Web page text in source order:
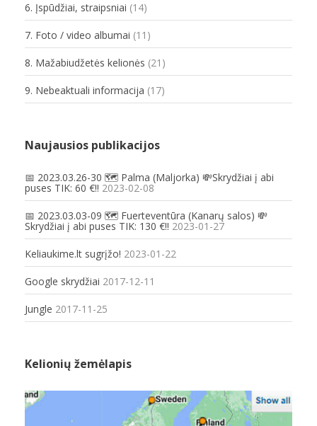
6. Įspūdžiai, straipsniai (14)
7. Foto / video albumai (11)
8. Mažabiudžetės kelionės (21)
9. Nebeaktuali informacija (17)
Naujausios publikacijos
📅 2023.03.26-30 🗺️ Palma (Maljorka) 💸Skrydžiai į abi
puses TIK: 60 €!! 2023-02-08
📅 2023.03.03-09 🗺️ Fuerteventūra (Kanarų salos) 💸
Skrydžiai į abi puses TIK: 130 €!! 2023-01-27
Keliaukime.lt sugrįžo! 2023-01-22
Google skrydžiai 2017-12-11
Jungle 2017-11-25
Kelionių žemėlapis